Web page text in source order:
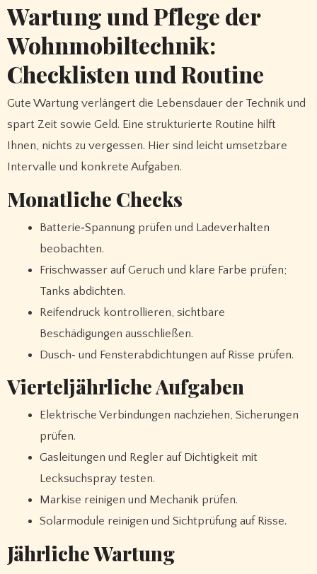
Wartung und Pflege der
Wohnmobiltechnik:
Checklisten und Routine
Gute Wartung verlängert die Lebensdauer der Technik und
spart Zeit sowie Geld. Eine strukturierte Routine hilft
Ihnen, nichts zu vergessen. Hier sind leicht umsetzbare
Intervalle und konkrete Aufgaben.
Monatliche Checks
Batterie‑Spannung prüfen und Ladeverhalten
beobachten.
Frischwasser auf Geruch und klare Farbe prüfen;
Tanks abdichten.
Reifendruck kontrollieren, sichtbare
Beschädigungen ausschließen.
Dusch‑ und Fensterabdichtungen auf Risse prüfen.
Vierteljährliche Aufgaben
Elektrische Verbindungen nachziehen, Sicherungen
prüfen.
Gasleitungen und Regler auf Dichtigkeit mit
Lecksuchspray testen.
Markise reinigen und Mechanik prüfen.
Solarmodule reinigen und Sichtprüfung auf Risse.
Jährliche Wartung